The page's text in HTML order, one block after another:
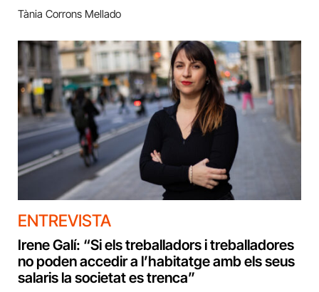
Tània Corrons Mellado
ENTREVISTA
Irene Galí: “Si els treballadors i treballadores
no poden accedir a l’habitatge amb els seus
salaris la societat es trenca”